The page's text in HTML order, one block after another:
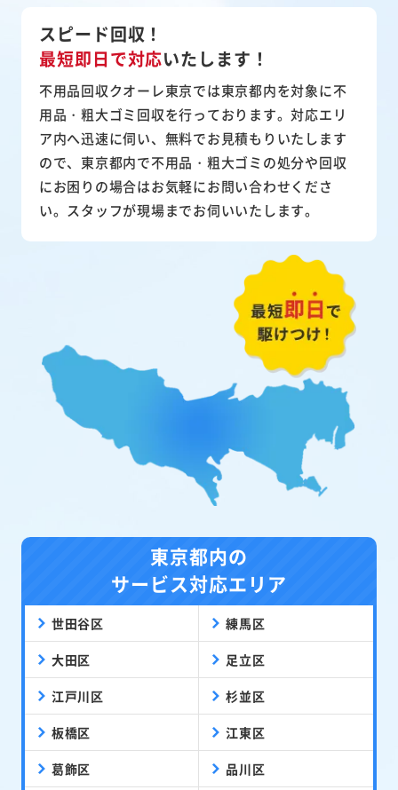
スピード回収！
最短即日で対応いたします！
不用品回収クオーレ東京では東京都内を対象に不
用品・粗大ゴミ回収を行っております。対応エリ
ア内へ迅速に伺い、無料でお見積もりいたします
ので、東京都内で不用品・粗大ゴミの処分や回収
にお困りの場合はお気軽にお問い合わせくださ
い。スタッフが現場までお伺いいたします。
東京都内の
サービス対応エリア
世田谷区 練馬区
大田区 足立区
江戸川区 杉並区
板橋区 江東区
葛飾区 品川区